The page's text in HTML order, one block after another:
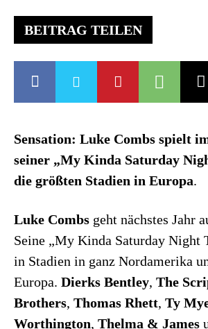
BEITRAG TEILEN
Sensation: Luke Combs spielt
seiner „My Kinda Saturday
die größten Stadien in Europa.
Luke Combs geht nächstes Jahr
Seine „My Kinda Saturday Night
in Stadien in ganz Nordamerika
Europa. Dierks Bentley, The
Brothers, Thomas Rhett, Ty
Worthington, Thelma & James